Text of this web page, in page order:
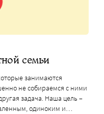
семьи
занимаются
не собираемся с ними
задача. Наша цель –
одиноким и…